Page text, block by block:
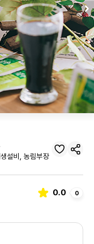
설비, 농림부장
0.0 0